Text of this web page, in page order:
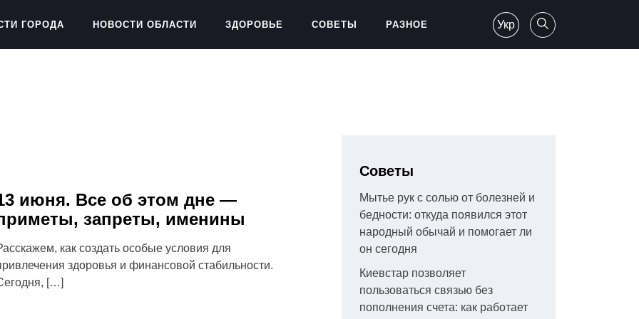
ГОРОДА НОВОСТИ ОБЛАСТИ ЗДОРОВЬЕ СОВЕТЫ РАЗНОЕ Укр
июня. Все об этом дне —
запреты, именины
как создать особые условия для
здоровья и финансовой стабильности.
[…]
Советы
Мытье рук с солью от болезней и
бедности: откуда появился этот
народный обычай и помогает ли
он сегодня
Киевстар позволяет
пользоваться связью без
пополнения счета: как работает